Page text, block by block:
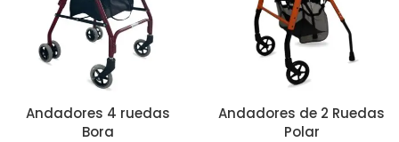
Andadores 4 ruedas
Bora
Andadores de 2 Ruedas
Polar